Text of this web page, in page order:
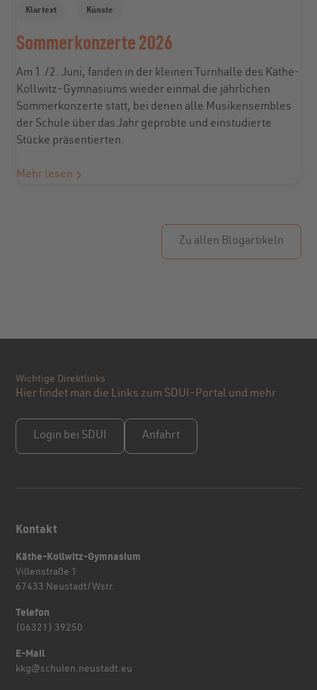
Klartext Künste
Sommerkonzerte 2026
Am 1./2. Juni, fanden in der kleinen Turnhalle des Käthe-
Kollwitz-Gymnasiums wieder einmal die jährlichen
Sommerkonzerte statt, bei denen alle Musikensembles
der Schule über das Jahr geprobte und einstudierte
Stücke präsentierten.
Mehr lesen
Zu allen Blogartikeln
Wichtige Direktlinks
Hier findet man die Links zum SDUI-Portal und mehr
Login bei SDUI Anfahrt
Kontakt
Käthe-Kollwitz-Gymnasium
Villenstraße 1
67433 Neustadt/Wstr.
Telefon
(06321) 39250
E-Mail
kkg@schulen.neustadt.eu